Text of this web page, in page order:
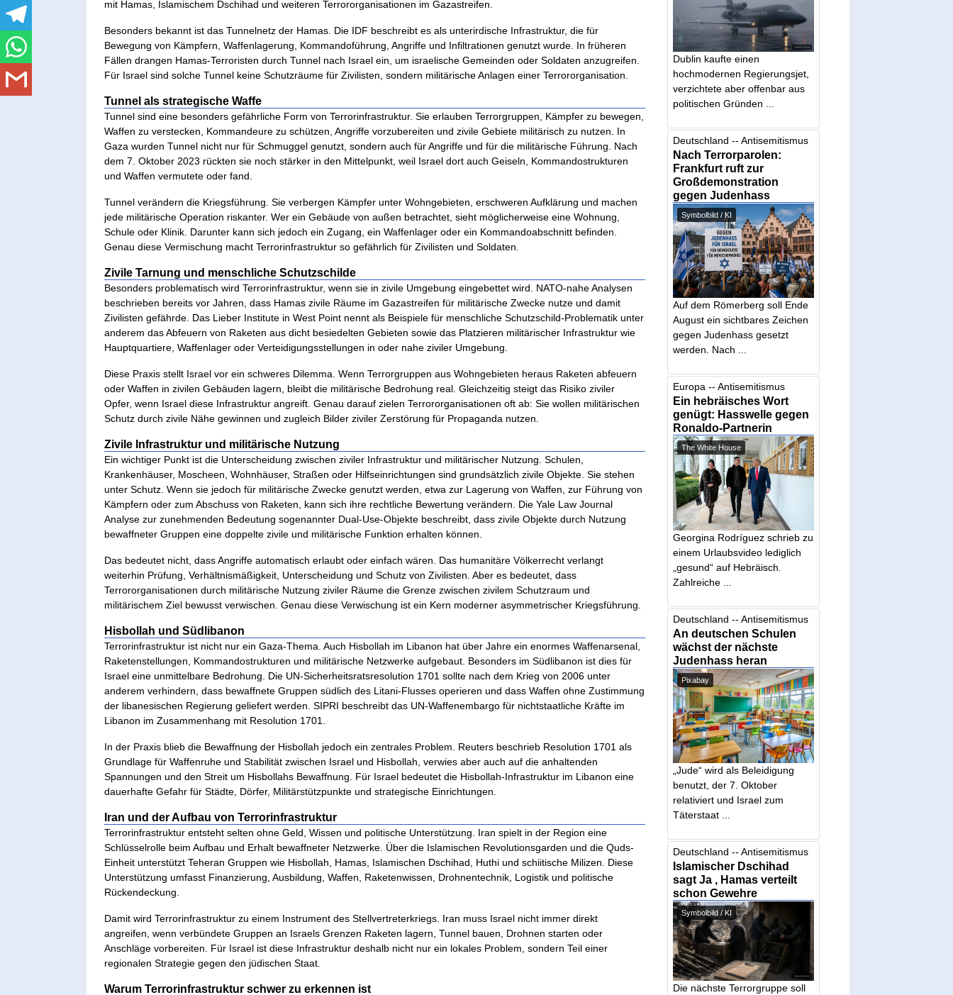
mit Hamas, Islamischem Dschihad und weiteren Terrororganisationen im Gazastreifen.
Besonders bekannt ist das Tunnelnetz der Hamas. Die IDF beschreibt es als unterirdische Infrastruktur, die für
Bewegung von Kämpfern, Waffenlagerung, Kommandoführung, Angriffe und Infiltrationen genutzt wurde. In früheren
Fällen drangen Hamas-Terroristen durch Tunnel nach Israel ein, um israelische Gemeinden oder Soldaten anzugreifen.
Für Israel sind solche Tunnel keine Schutzräume für Zivilisten, sondern militärische Anlagen einer Terrororganisation.
Tunnel als strategische Waffe
Tunnel sind eine besonders gefährliche Form von Terrorinfrastruktur. Sie erlauben Terrorgruppen, Kämpfer zu bewegen,
Waffen zu verstecken, Kommandeure zu schützen, Angriffe vorzubereiten und zivile Gebiete militärisch zu nutzen. In
Gaza wurden Tunnel nicht nur für Schmuggel genutzt, sondern auch für Angriffe und für die militärische Führung. Nach
dem 7. Oktober 2023 rückten sie noch stärker in den Mittelpunkt, weil Israel dort auch Geiseln, Kommandostrukturen
und Waffen vermutete oder fand.
Tunnel verändern die Kriegsführung. Sie verbergen Kämpfer unter Wohngebieten, erschweren Aufklärung und machen
jede militärische Operation riskanter. Wer ein Gebäude von außen betrachtet, sieht möglicherweise eine Wohnung,
Schule oder Klinik. Darunter kann sich jedoch ein Zugang, ein Waffenlager oder ein Kommandoabschnitt befinden.
Genau diese Vermischung macht Terrorinfrastruktur so gefährlich für Zivilisten und Soldaten.
Zivile Tarnung und menschliche Schutzschilde
Besonders problematisch wird Terrorinfrastruktur, wenn sie in zivile Umgebung eingebettet wird. NATO-nahe Analysen
beschrieben bereits vor Jahren, dass Hamas zivile Räume im Gazastreifen für militärische Zwecke nutze und damit
Zivilisten gefährde. Das Lieber Institute in West Point nennt als Beispiele für menschliche Schutzschild-Problematik unter
anderem das Abfeuern von Raketen aus dicht besiedelten Gebieten sowie das Platzieren militärischer Infrastruktur wie
Hauptquartiere, Waffenlager oder Verteidigungsstellungen in oder nahe ziviler Umgebung.
Diese Praxis stellt Israel vor ein schweres Dilemma. Wenn Terrorgruppen aus Wohngebieten heraus Raketen abfeuern
oder Waffen in zivilen Gebäuden lagern, bleibt die militärische Bedrohung real. Gleichzeitig steigt das Risiko ziviler
Opfer, wenn Israel diese Infrastruktur angreift. Genau darauf zielen Terrororganisationen oft ab: Sie wollen militärischen
Schutz durch zivile Nähe gewinnen und zugleich Bilder ziviler Zerstörung für Propaganda nutzen.
Zivile Infrastruktur und militärische Nutzung
Ein wichtiger Punkt ist die Unterscheidung zwischen ziviler Infrastruktur und militärischer Nutzung. Schulen,
Krankenhäuser, Moscheen, Wohnhäuser, Straßen oder Hilfseinrichtungen sind grundsätzlich zivile Objekte. Sie stehen
unter Schutz. Wenn sie jedoch für militärische Zwecke genutzt werden, etwa zur Lagerung von Waffen, zur Führung von
Kämpfern oder zum Abschuss von Raketen, kann sich ihre rechtliche Bewertung verändern. Die Yale Law Journal
Analyse zur zunehmenden Bedeutung sogenannter Dual-Use-Objekte beschreibt, dass zivile Objekte durch Nutzung
bewaffneter Gruppen eine doppelte zivile und militärische Funktion erhalten können.
Das bedeutet nicht, dass Angriffe automatisch erlaubt oder einfach wären. Das humanitäre Völkerrecht verlangt
weiterhin Prüfung, Verhältnismäßigkeit, Unterscheidung und Schutz von Zivilisten. Aber es bedeutet, dass
Terrororganisationen durch militärische Nutzung ziviler Räume die Grenze zwischen zivilem Schutzraum und
militärischem Ziel bewusst verwischen. Genau diese Verwischung ist ein Kern moderner asymmetrischer Kriegsführung.
Hisbollah und Südlibanon
Terrorinfrastruktur ist nicht nur ein Gaza-Thema. Auch Hisbollah im Libanon hat über Jahre ein enormes Waffenarsenal,
Raketenstellungen, Kommandostrukturen und militärische Netzwerke aufgebaut. Besonders im Südlibanon ist dies für
Israel eine unmittelbare Bedrohung. Die UN-Sicherheitsratsresolution 1701 sollte nach dem Krieg von 2006 unter
anderem verhindern, dass bewaffnete Gruppen südlich des Litani-Flusses operieren und dass Waffen ohne Zustimmung
der libanesischen Regierung geliefert werden. SIPRI beschreibt das UN-Waffenembargo für nichtstaatliche Kräfte im
Libanon im Zusammenhang mit Resolution 1701.
In der Praxis blieb die Bewaffnung der Hisbollah jedoch ein zentrales Problem. Reuters beschrieb Resolution 1701 als
Grundlage für Waffenruhe und Stabilität zwischen Israel und Hisbollah, verwies aber auch auf die anhaltenden
Spannungen und den Streit um Hisbollahs Bewaffnung. Für Israel bedeutet die Hisbollah-Infrastruktur im Libanon eine
dauerhafte Gefahr für Städte, Dörfer, Militärstützpunkte und strategische Einrichtungen.
Iran und der Aufbau von Terrorinfrastruktur
Terrorinfrastruktur entsteht selten ohne Geld, Wissen und politische Unterstützung. Iran spielt in der Region eine
Schlüsselrolle beim Aufbau und Erhalt bewaffneter Netzwerke. Über die Islamischen Revolutionsgarden und die Quds-
Einheit unterstützt Teheran Gruppen wie Hisbollah, Hamas, Islamischen Dschihad, Huthi und schiitische Milizen. Diese
Unterstützung umfasst Finanzierung, Ausbildung, Waffen, Raketenwissen, Drohnentechnik, Logistik und politische
Rückendeckung.
Damit wird Terrorinfrastruktur zu einem Instrument des Stellvertreterkriegs. Iran muss Israel nicht immer direkt
angreifen, wenn verbündete Gruppen an Israels Grenzen Raketen lagern, Tunnel bauen, Drohnen starten oder
Anschläge vorbereiten. Für Israel ist diese Infrastruktur deshalb nicht nur ein lokales Problem, sondern Teil einer
regionalen Strategie gegen den jüdischen Staat.
Warum Terrorinfrastruktur schwer zu erkennen ist
Dublin kaufte einen
hochmodernen Regierungsjet,
verzichtete aber offenbar aus
politischen Gründen ...
Deutschland -- Antisemitismus
Nach Terrorparolen:
Frankfurt ruft zur
Großdemonstration
gegen Judenhass
Symbolbild / KI
Auf dem Römerberg soll Ende
August ein sichtbares Zeichen
gegen Judenhass gesetzt
werden. Nach ...
Europa -- Antisemitismus
Ein hebräisches Wort
genügt: Hasswelle gegen
Ronaldo-Partnerin
The White House
Georgina Rodríguez schrieb zu
einem Urlaubsvideo lediglich
„gesund“ auf Hebräisch.
Zahlreiche ...
Deutschland -- Antisemitismus
An deutschen Schulen
wächst der nächste
Judenhass heran
Pixabay
„Jude“ wird als Beleidigung
benutzt, der 7. Oktober
relativiert und Israel zum
Täterstaat ...
Deutschland -- Antisemitismus
Islamischer Dschihad
sagt Ja , Hamas verteilt
schon Gewehre
Symbolbild / KI
Die nächste Terrorgruppe soll